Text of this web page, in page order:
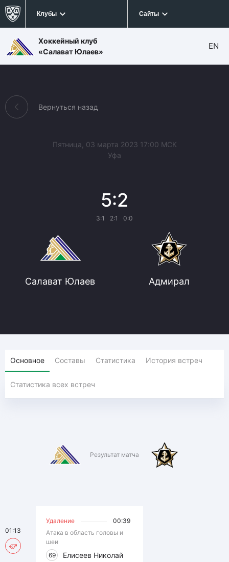
Клубы Сайты
Хоккейный клуб
«Салават Юлаев»
EN
Вернуться назад
Салават Юлаев
Пятница, 03 марта 2023 17:00 МСК
Уфа
5:2
3:1 2:1 0:0
Адмирал
Основное Составы Статистика История встреч
Статистика всех встреч
Результат матча
Удаление
00:39
Атака в область головы и
шеи
69
Елисеев Николай
01:13